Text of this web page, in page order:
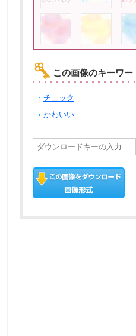
この画像のキーワー
チェック
かわいい